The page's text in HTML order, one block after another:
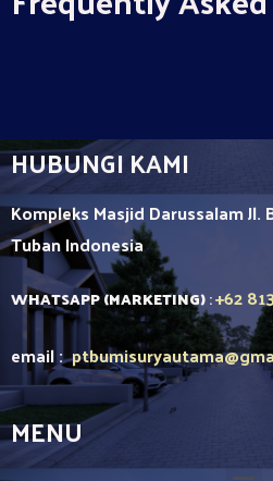
HUBUNGI KAMI
Kompleks Masjid Darussalam Jl.
TubanIndonesia
WHATSAPP (MARKETING):+62
email :ptbumisuryautama
MENU